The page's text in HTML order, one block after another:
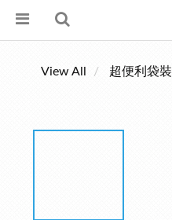
View All 超便利袋裝